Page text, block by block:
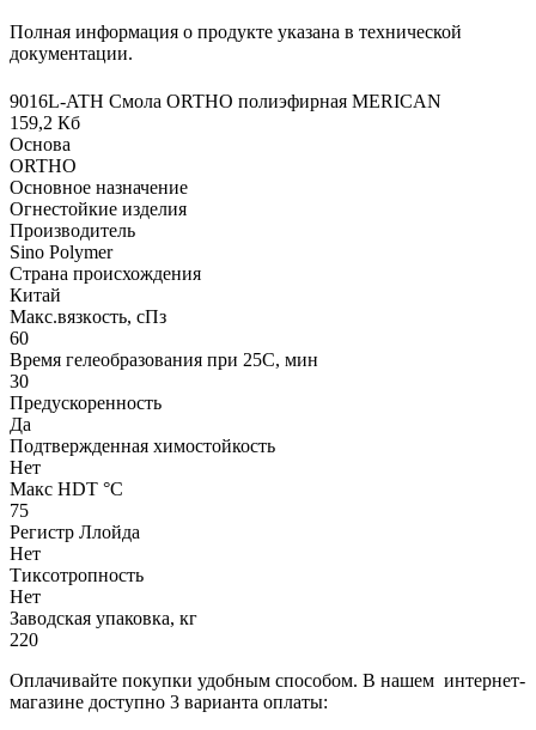
Полная информация о продукте указана в технической
документации.
9016L-ATH Смола ORTHO полиэфирная MERICAN
159,2 Кб
Основа
ORTHO
Основное назначение
Огнестойкие изделия
Производитель
Sino Polymer
Страна происхождения
Китай
Макс.вязкoсть, сПз
60
Время гелеобразования при 25С, мин
30
Предускоренность
Да
Подтвержденная химостойкость
Нет
Макс HDT °С
75
Регистр Ллойда
Нет
Тиксотропность
Нет
Заводская упаковка, кг
220
Оплачивайте покупки удобным способом. В нашем интернет-
магазине доступно 3 варианта оплаты: